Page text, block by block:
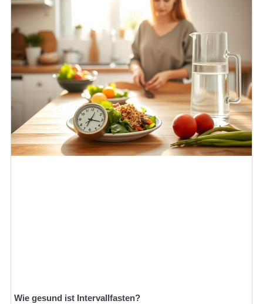
Wie gesund ist Intervallfasten?